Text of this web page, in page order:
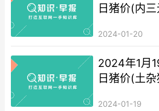
日猪价(内三
2024-01-20
2024年1月
日猪价(土杂
2024-01-19